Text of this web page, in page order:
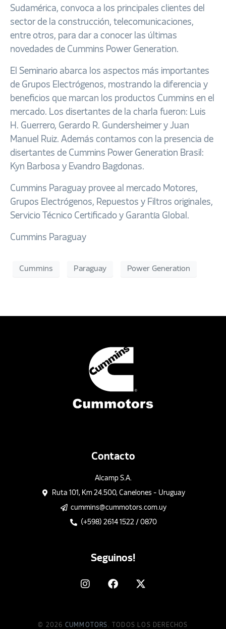
Sudamérica, convoca a los principales clientes del
sector de la construcción, telecomunicaciones,
entre otros, para dar a conocer las últimas
novedades de Cummins Power Generation.
El Seminario abarca los aspectos más importantes
de Grupos Electrógenos, mostrando la diferencia y
beneficios que marcan los productos Cummins en el
mercado. Los disertantes de la charla fueron: Luis
H. Guerrero, Gerardo R. Gundersheimer y Juan
Manuel Ruiz. Además contamos con la presencia de
disertantes de Cummins Power Generation Brasil:
Kyn Barbosa y Evandro Bagdonas.
Cummins Paraguay provee al mercado Motores,
Grupos Electrógenos, Repuestos y Filtros originales,
Servicio Técnico Certificado y Garantía Global.
Cummins Paraguay
Cummins Paraguay Power Generation
Contacto
Alcamp S.A.
Ruta 101, Km 24.500, Canelones - Uruguay
cummins@cummotors.com.uy
(+598) 2614 1522 / 0870
Seguinos!
© 2026 CUMMOTORS . TODOS LOS DERECHOS